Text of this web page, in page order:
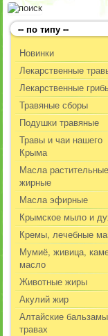
-- по типу --
Новинки
Лекарственные
Лекарственные
Травяные сборы
Подушки травяные
Травы и чаи нашего
Крыма
Масла растительные
жирные
Масла эфирные
Крымское мыло и
Кремы, лечебные
Мумиё, живица,
масло
Животные жиры
Акулий жир
Алтайские
травах